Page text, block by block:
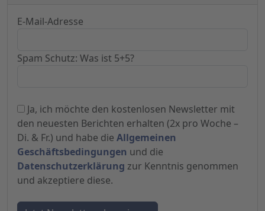
E-Mail-Adresse
Spam Schutz: Was ist 5+5?
Ja, ich möchte den kostenlosen Newsletter mit
den neuesten Berichten erhalten (2x pro Woche –
Di. & Fr.) und habe die Allgemeinen
Geschäftsbedingungen und die
Datenschutzerklärung zur Kenntnis genommen
und akzeptiere diese.